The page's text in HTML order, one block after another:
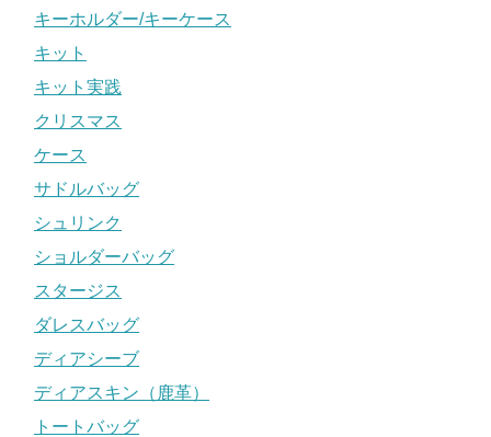
キーホルダー/キーケース
キット
キット実践
クリスマス
ケース
サドルバッグ
シュリンク
ショルダーバッグ
スタージス
ダレスバッグ
ディアシーブ
ディアスキン（鹿革）
トートバッグ